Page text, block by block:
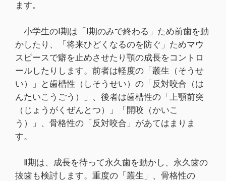
ます。
小学生のⅠ期は「Ⅰ期のみで終わる」ため前歯を動
かしたり、「将来ひどくなるのを防ぐ」ためマウ
スピースで癖を止めさせたり顎の成長をコントロ
ールしたりします。前者は軽度の「叢生（そうせ
い）」と歯槽性（しそうせい）の「反対咬合（は
んたいこうごう）」、後者は歯槽性の「上顎前突
（じょうがくぜんとつ）」「開咬（かいこ
う）」、骨格性の「反対咬合」があてはまりま
す。
Ⅱ期は、成長を待って永久歯を動かし、永久歯の
抜歯も検討します。重度の「叢生」、骨格性の